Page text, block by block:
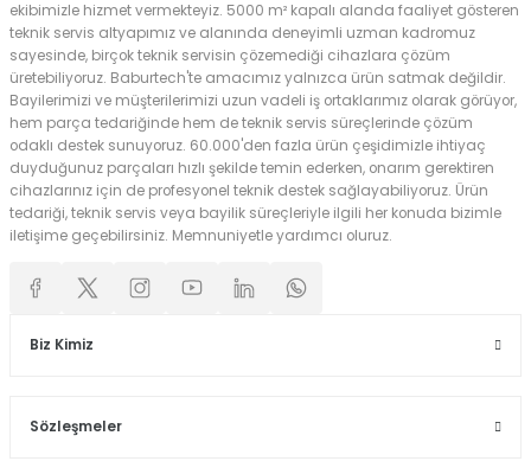
ekibimizle hizmet vermekteyiz. 5000 m² kapalı alanda faaliyet gösteren
teknik servis altyapımız ve alanında deneyimli uzman kadromuz
sayesinde, birçok teknik servisin çözemediği cihazlara çözüm
üretebiliyoruz. Baburtech'te amacımız yalnızca ürün satmak değildir.
Bayilerimizi ve müşterilerimizi uzun vadeli iş ortaklarımız olarak görüyor,
hem parça tedariğinde hem de teknik servis süreçlerinde çözüm
odaklı destek sunuyoruz. 60.000'den fazla ürün çeşidimizle ihtiyaç
duyduğunuz parçaları hızlı şekilde temin ederken, onarım gerektiren
cihazlarınız için de profesyonel teknik destek sağlayabiliyoruz. Ürün
tedariği, teknik servis veya bayilik süreçleriyle ilgili her konuda bizimle
iletişime geçebilirsiniz. Memnuniyetle yardımcı oluruz.
Biz Kimiz
Sözleşmeler